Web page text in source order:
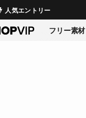
人気エントリー
フリー素材